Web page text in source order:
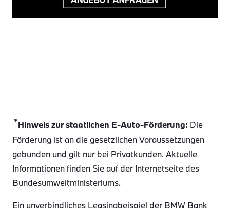
*Hinweis zur staatlichen E-Auto-Förderung: Die
Förderung ist an die gesetzlichen Voraussetzungen
gebunden und gilt nur bei Privatkunden. Aktuelle
Informationen finden Sie auf der Internetseite des
Bundesumweltministeriums.
Ein unverbindliches Leasingbeispiel der BMW Bank